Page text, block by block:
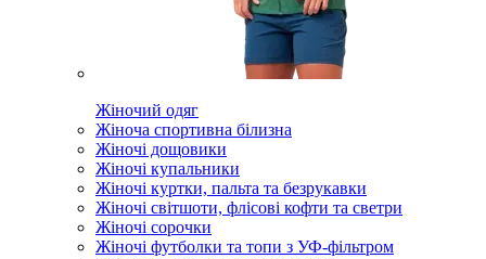
Жіночий одяг
Жіноча спортивна білизна
Жіночі дощовики
Жіночі купальники
Жіночі куртки, пальта та безрукавки
Жіночі світшоти, флісові кофти та светри
Жіночі сорочки
Жіночі футболки та топи з УФ-фільтром